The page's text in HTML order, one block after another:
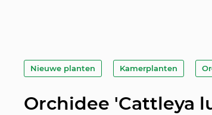
Nieuwe planten Kamerplanten
Orchidee 'Cattleya